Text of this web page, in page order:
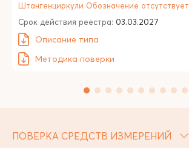
Штангенциркули Обозначение отсутствует
Срок действия реестра: 03.03.2027
Описание типа
Методика поверки
ПОВЕРКА СРЕДСТВ ИЗМЕРЕНИЙ